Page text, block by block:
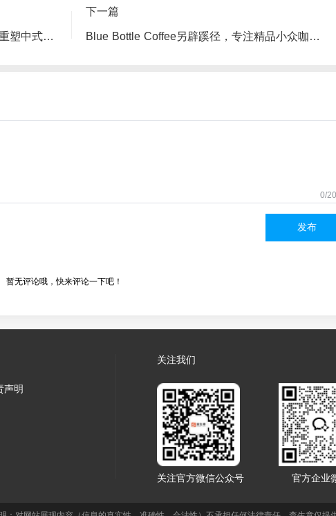
“慢”出新境界：和府捞面以反快餐逻辑重塑中式面馆体验
下一篇
Blue Bottle Coffee另辟蹊径，专注精品小众咖啡市场
0/
发布
暂无评论哦，快来评论一下吧！
声明
关注我们
关注官方微信公众号 官方企业